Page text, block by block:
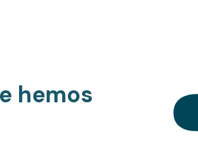
hemos